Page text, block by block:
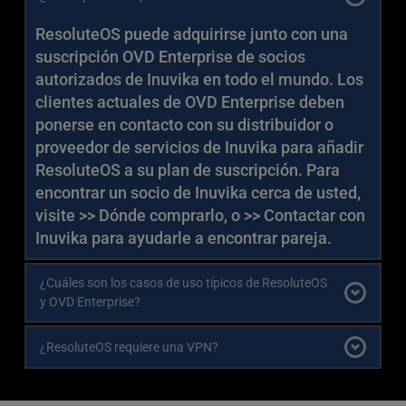
y ordenadores de sobremesa que no
pueden actualizarse al último sistema
operativo. La compatibilidad con
dispositivos basados en ARM64 como
Raspberry Pi llegará más adelante.
Se gestiona de forma centralizada con
actualizaciones y retrocesos de software
OTA (Over-the-Air).
Está diseñado para OVD Enteprise VDI,
ofreciendo una experiencia de usuario
inigualable.
socios autorizados de Inuvika pueden aplicar
precios diferentes.
ResoluteOS puede adquirirse junto con una
suscripción OVD Enterprise de socios
autorizados de Inuvika en todo el mundo. Los
clientes actuales de OVD Enterprise deben
ponerse en contacto con su distribuidor o
proveedor de servicios de Inuvika para añadir
ResoluteOS a su plan de suscripción. Para
encontrar un socio de Inuvika cerca de usted,
visite >> Dónde comprarlo, o >> Contactar con
Inuvika para ayudarle a encontrar pareja.
¿Cuáles son los casos de uso típicos de ResoluteOS
y OVD Enterprise?
Organizaciones que desean abandonar
los ordenadores portátiles y de
¿ResoluteOS requiere una VPN?